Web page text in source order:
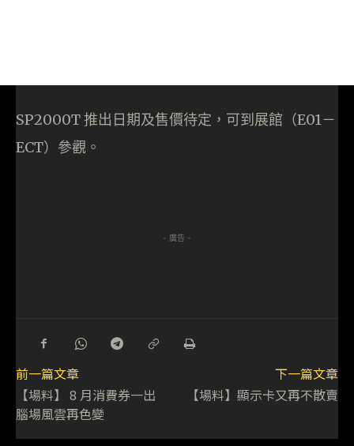
SP2000T 推出日期及售價待定，可到展館（E01－
ECT）參觀。
- 廣告 -
前一篇文章
【場料】 8 月消費券一出
腦場風雲再色變
下一篇文章
【場料】顯示卡又再不散賣